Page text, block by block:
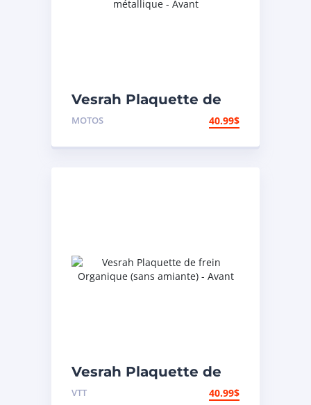
Vesrah Plaquette de
frein Semi métallique
MOTOS 40.99$
Vesrah Plaquette de
frein Organique (sans
VTT 40.99$